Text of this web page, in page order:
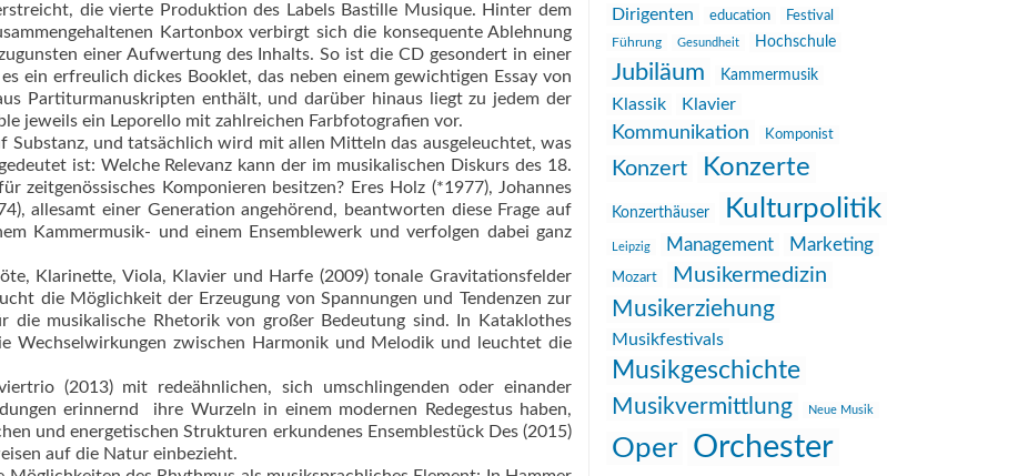
die vierte Produktion des Labels Bastille Musique. Hinter dem
Kartonbox verbirgt sich die konsequente Ablehnung
einer Aufwertung des Inhalts. So ist die CD gesondert in einer
ein erfreulich dickes Booklet, das neben einem gewichtigen Essay von
Partiturmanuskripten enthält, und darüber hinaus liegt zu jedem der
jeweils ein Leporello mit zahlreichen Farbfotografien vor.
Substanz, und tatsächlich wird mit allen Mitteln das ausgeleuchtet, was
ist: Welche Relevanz kann der im musikalischen Diskurs des 18.
zeitgenössisches Komponieren besitzen? Eres Holz (*1977), Johannes
allesamt einer Generation angehörend, beantworten diese Frage auf
Kammermusik- und einem Ensemblewerk und verfolgen dabei ganz
Klarinette, Viola, Klavier und Harfe (2009) tonale Gravitationsfelder
die Möglichkeit der Erzeugung von Spannungen und Tendenzen zur
die musikalische Rhetorik von großer Bedeutung sind. In Kataklothes
Wechselwirkungen zwischen Harmonik und Melodik und leuchtet die
(2013) mit redeähnlichen, sich umschlingenden oder einander
erinnernd  ihre Wurzeln in einem modernen Redegestus haben,
und energetischen Strukturen erkundenes Ensemblestück Des (2015)
auf die Natur einbezieht.
Dirigenten education
Festival
Führung
Gesundheit Hochschule
Jubiläum Kammermusik
Klassik Klavier
Kommunikation Komponist
Konzert Konzerte
Konzerthäuser Kulturpolitik
Leipzig Management Marketing
Mozart Musikermedizin
Musikerziehung
Musikfestivals
Musikgeschichte
Musikvermittlung Neue Musik
Oper Orchester